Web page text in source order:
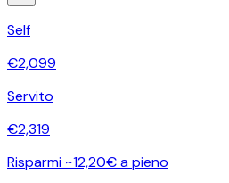
Self
€2,099
Servito
€2,319
Risparmi ~12,20€ a pieno